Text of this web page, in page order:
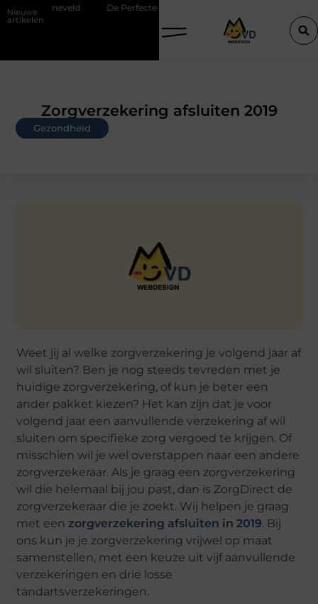
Nieuwe
artikelen
De Perfecte Gids voor Vloerbedekking in Purmerend
Zorgverzekering afsluiten 2019
Gezondheid
Weet jij al welke zorgverzekering je volgend jaar af
wil sluiten? Ben je nog steeds tevreden met je
huidige zorgverzekering, of kun je beter een
ander pakket kiezen? Het kan zijn dat je voor
volgend jaar een aanvullende verzekering af wil
sluiten om specifieke zorg vergoed te krijgen. Of
misschien wil je wel overstappen naar een andere
zorgverzekeraar. Als je graag een zorgverzekering
wil die helemaal bij jou past, dan is ZorgDirect de
zorgverzekeraar die je zoekt. Wij helpen je graag
met eenzorgverzekering afsluiten in 2019. Bij
ons kun je je zorgverzekering vrijwel op maat
samenstellen, met een keuze uit vijf aanvullende
verzekeringen en drie losse
tandartsverzekeringen.